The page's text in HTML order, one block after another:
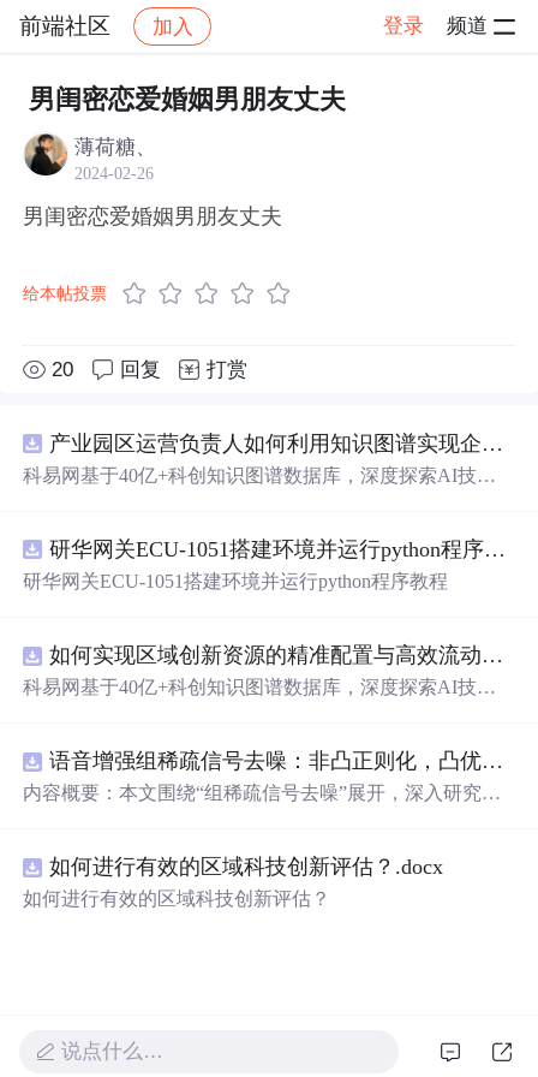
前端社区 加入 登录 频道
社区 前端社区 感慨 帖子详情
男闺密恋爱婚姻男朋友丈夫
薄荷糖、
2024-02-26
男闺密恋爱婚姻男朋友丈夫
给本帖投票
20 回复 打赏
产业园区运营负责人如何利用知识图谱实现企业精准对接与协同？.docx
科易网基于40亿+科创知识图谱数据库，深度探索AI技术
新领域的AI+数智化解决方案，推动科技创新与产业创新
智能化发展。
研华网关ECU-1051搭建环境并运行python程序教程
研华网关ECU-1051搭建环境并运行python程序教程
如何实现区域创新资源的精准配置与高效流动？.docx
科易网基于40亿+科创知识图谱数据库，深度探索AI技术
新领域的AI+数智化解决方案，推动科技创新与产业创新
智能化发展。
语音增强组稀疏信号去噪：非凸正则化，凸优化研究（Matlab代码实现）
内容概要：本文围绕“组稀疏信号去噪”展开，深入研究了
则项克服传统稀疏恢复方法的局限性，从而在语音增强等
实际应用中实现更优的去噪性能。研究采用组稀疏建模范
强噪声环境下表现出更强的鲁棒性。; 适合人群：具备一定
如何进行有效的区域科技创新评估？.docx
如何进行有效的区域科技创新评估？
说点什么…